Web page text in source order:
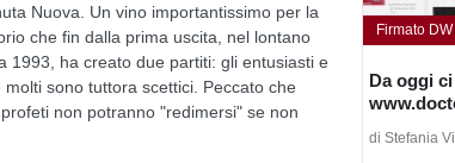
Nuova. Un vino importantissimo per la
che fin dalla prima uscita, nel lontano
1993, ha creato due partiti: gli entusiasti e
sono tuttora scettici. Peccato che
non potranno "redimersi" se non
Firmato DW
Da oggi
di Stefania